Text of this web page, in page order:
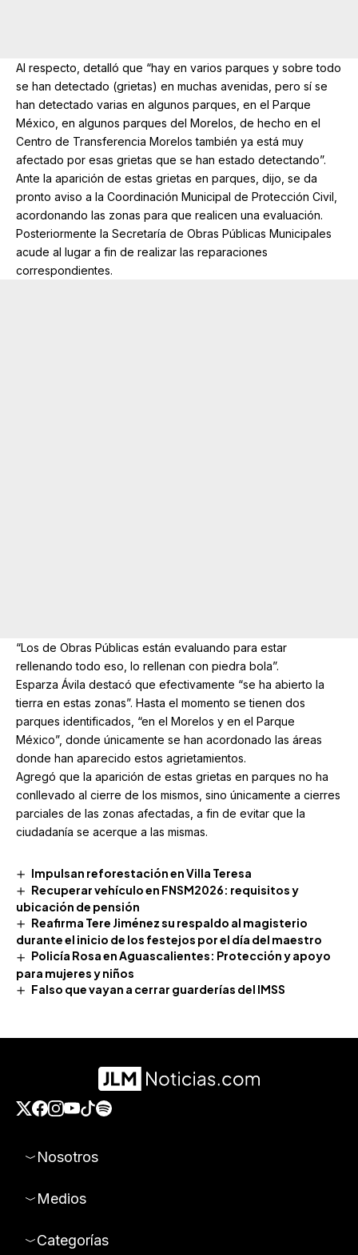
Al respecto, detalló que “hay en varios parques y sobre todo
se han detectado (grietas) en muchas avenidas, pero sí se
han detectado varias en algunos parques, en el Parque
México, en algunos parques del Morelos, de hecho en el
Centro de Transferencia Morelos también ya está muy
afectado por esas grietas que se han estado detectando”.
Ante la aparición de estas grietas en parques, dijo, se da
pronto aviso a la Coordinación Municipal de Protección Civil,
acordonando las zonas para que realicen una evaluación.
Posteriormente la Secretaría de Obras Públicas Municipales
acude al lugar a fin de realizar las reparaciones
correspondientes.
“Los de Obras Públicas están evaluando para estar
rellenando todo eso, lo rellenan con piedra bola”.
Esparza Ávila destacó que efectivamente “se ha abierto la
tierra en estas zonas”. Hasta el momento se tienen dos
parques identificados, “en el Morelos y en el Parque
México”, donde únicamente se han acordonado las áreas
donde han aparecido estos agrietamientos.
Agregó que la aparición de estas grietas en parques no ha
conllevado al cierre de los mismos, sino únicamente a cierres
parciales de las zonas afectadas, a fin de evitar que la
ciudadanía se acerque a las mismas.
Impulsan reforestación en Villa Teresa
Recuperar vehículo en FNSM2026: requisitos y
ubicación de pensión
Reafirma Tere Jiménez su respaldo al magisterio
durante el inicio de los festejos por el día del maestro
Policía Rosa en Aguascalientes: Protección y apoyo
para mujeres y niños
Falso que vayan a cerrar guarderías del IMSS
Nosotros
Medios
Categorías